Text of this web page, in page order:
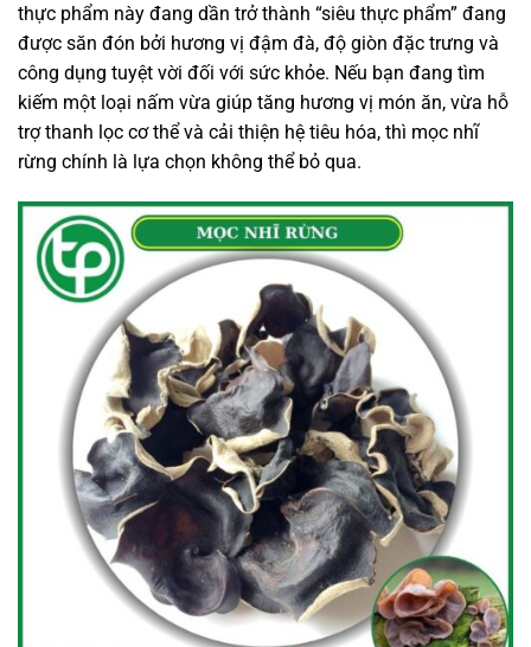
thực phẩm này đang dần trở thành “siêu thực phẩm” đang
được săn đón bởi hương vị đậm đà, độ giòn đặc trưng và
công dụng tuyệt vời đối với sức khỏe. Nếu bạn đang tìm
kiếm một loại nấm vừa giúp tăng hương vị món ăn, vừa hỗ
trợ thanh lọc cơ thể và cải thiện hệ tiêu hóa, thì mọc nhĩ
rừng chính là lựa chọn không thể bỏ qua.